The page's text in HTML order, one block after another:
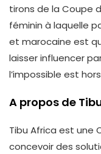
tirons de la Coupe
féminin à laquelle
et marocaine est
laisser influencer
l’impossible est
A propos de
Tibu Africa est une
concevoir des